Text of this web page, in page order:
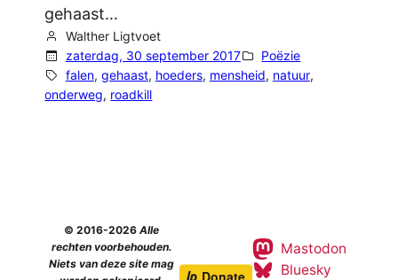
gehaast…
Walther Ligtvoet
zaterdag, 30 september 2017
Poëzie
falen, gehaast, hoeders, mensheid, natuur,
onderweg, roadkill
© 2016-2026Alle
rechten voorbehouden.
Niets van deze site mag
Mastodon
Bluesky